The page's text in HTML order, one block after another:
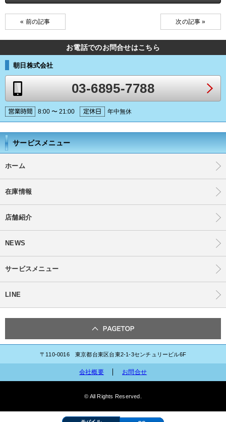
« 前の記事 次の記事 »
お電話でのお問合せはこちら
朝日株式会社
03-6895-7788
8:00 〜 21:00 年中無休
サービスメニュー
ホーム
在庫情報
店舗紹介
NEWS
サービスメニュー
LINE
〒110-0016 東京都台東区台東2-1-3センチュリービル6F
会社概要 お問合せ
© All Rights Reserved.